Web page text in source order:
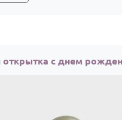
с днем